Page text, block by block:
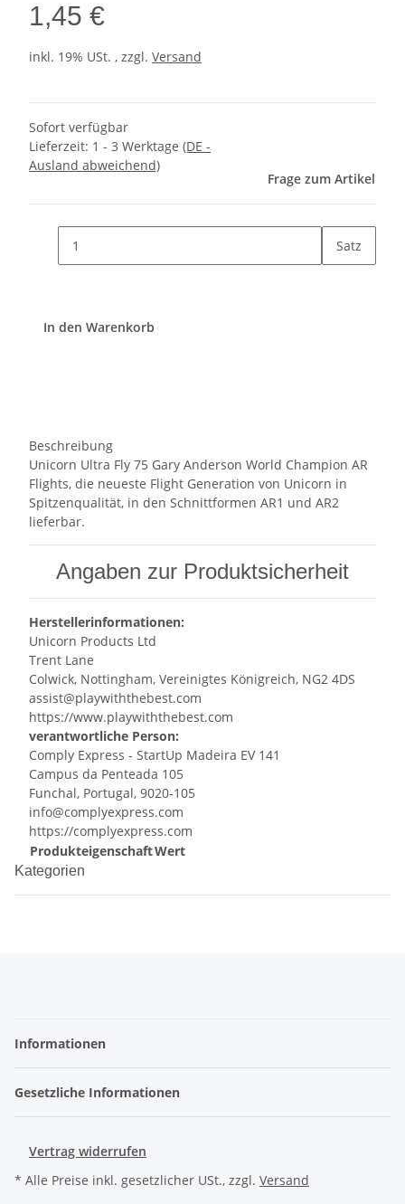
1,45 €
inkl. 19% USt. , zzgl. Versand
Sofort verfügbar
Lieferzeit: 1 - 3 Werktage (DE -
Ausland abweichend)
Frage zum Artikel
Satz
In den Warenkorb
Beschreibung
Unicorn Ultra Fly 75 Gary Anderson World Champion AR
Flights, die neueste Flight Generation von Unicorn in
Spitzenqualität, in den Schnittformen AR1 und AR2
lieferbar.
Angaben zur Produktsicherheit
Herstellerinformationen:
Unicorn Products Ltd
Trent Lane
Colwick, Nottingham, Vereinigtes Königreich, NG2 4DS
assist@playwiththebest.com
https://www.playwiththebest.com
verantwortliche Person:
Comply Express - StartUp Madeira EV 141
Campus da Penteada 105
Funchal, Portugal, 9020-105
info@complyexpress.com
https://complyexpress.com
ProdukteigenschaftWert
Kategorien
Informationen
Gesetzliche Informationen
Vertrag widerrufen
* Alle Preise inkl. gesetzlicher USt., zzgl. Versand